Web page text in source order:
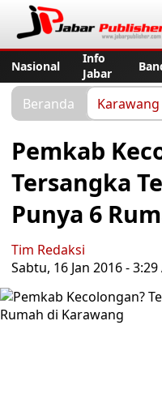
Nasional
Info
Jabar
Beranda Karawang
Pemkab
Tersangka
Punya 6
Tim Redaksi
Sabtu, 16 Jan 2016 - 3:29